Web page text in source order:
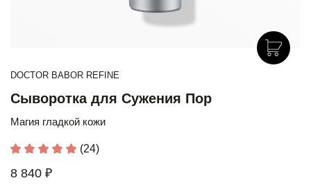
DOCTOR BABOR REFINE
Сыворотка для Сужения Пор
Магия гладкой кожи
(24)
8 840 ₽